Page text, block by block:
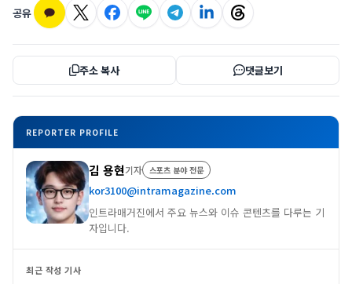
공유
주소 복사 댓글보기
REPORTER PROFILE
김 용현기자 스포츠 분야 전문
kor3100@intramagazine.com
인트라매거진에서 주요 뉴스와 이슈 콘텐츠를 다루는 기
자입니다.
최근 작성 기사